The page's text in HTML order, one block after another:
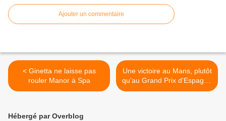
Ajouter un commentaire
< Ginetta ne laisse pas
rouler Manor à Spa
Une victoire au Mans, plutôt
qu'au Grand Prix d'Espagne
pour Fernando Alonso >
Hébergé par Overblog